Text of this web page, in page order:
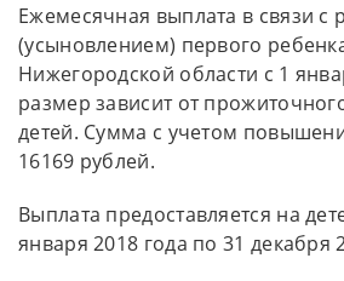
Ежемесячная выплата в связи с
(усыновлением) первого
Нижегородской области с 1
размер зависит от
детей. Сумма с учетом
16169 рублей.
Выплата предоставляется на
января 2018 года по 31 декабря